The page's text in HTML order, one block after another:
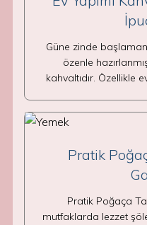
Güne zinde
özenle
kahvaltıdır. Özellikle
Pratik
Pratik Poğaça
mutfaklarda lezzet